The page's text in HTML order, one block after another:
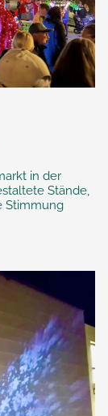
in der
Stände,
Stimmung